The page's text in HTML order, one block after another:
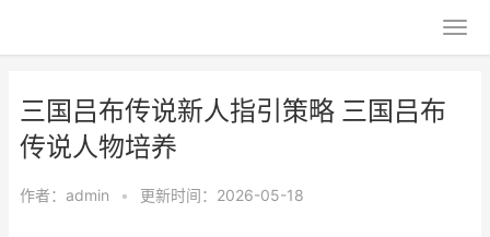
三国吕布传说新人指引策略 三国吕布
传说人物培养
作者： admin • 更新时间：2026-05-18